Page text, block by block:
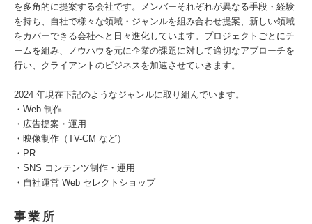
を多角的に提案する会社です。メンバーそれぞれが異なる手段・経験
を持ち、自社で様々な領域・ジャンルを組み合わせ提案、新しい領域
をカバーできる会社へと日々進化しています。プロジェクトごとにチ
ームを組み、ノウハウを元に企業の課題に対して適切なアプローチを
行い、クライアントのビジネスを加速させていきます。
2024 年現在下記のようなジャンルに取り組んでいます。
・Web 制作
・広告提案・運用
・映像制作（TV-CM など）
・PR
・SNS コンテンツ制作・運用
・自社運営 Web セレクトショップ
事業所